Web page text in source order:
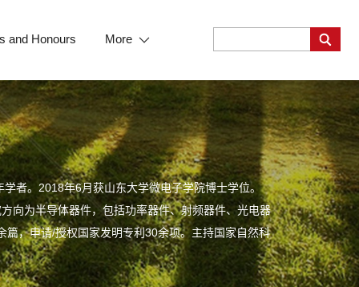
and Honours More
者。2018年6月获山东大学微电子学院博士学位。
向为半导体器件，包括功率器件、射频器件、光电器
，申请/授权国家发明专利30余项。主持国家自然科